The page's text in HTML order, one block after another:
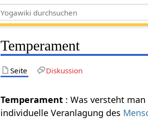
Temperament
Seite Diskussion
Temperament : Was versteht
individuelle Veranlagung des